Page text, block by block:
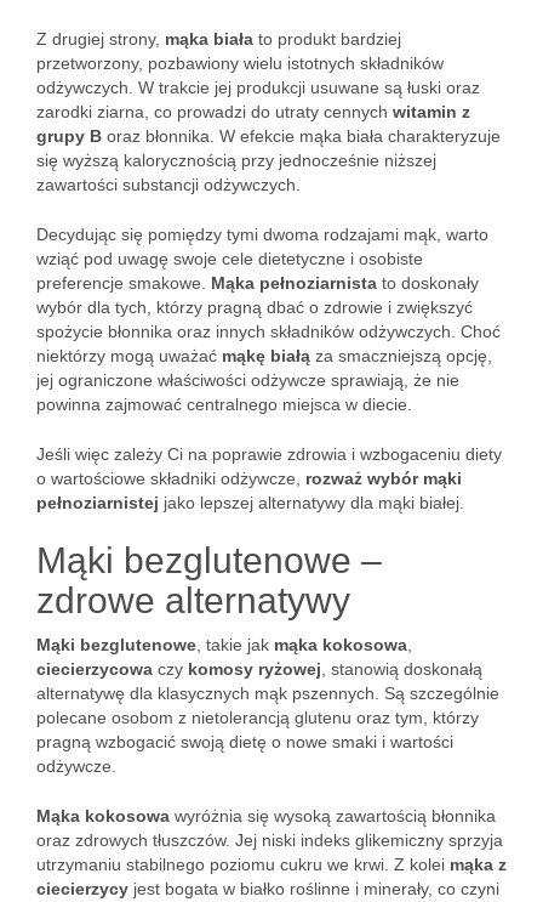
Z drugiej strony, mąka biała to produkt bardziej
przetworzony, pozbawiony wielu istotnych składników
odżywczych. W trakcie jej produkcji usuwane są łuski oraz
zarodki ziarna, co prowadzi do utraty cennych witamin z
grupy B oraz błonnika. W efekcie mąka biała charakteryzuje
się wyższą kalorycznością przy jednocześnie niższej
zawartości substancji odżywczych.
Decydując się pomiędzy tymi dwoma rodzajami mąk, warto
wziąć pod uwagę swoje cele dietetyczne i osobiste
preferencje smakowe. Mąka pełnoziarnista to doskonały
wybór dla tych, którzy pragną dbać o zdrowie i zwiększyć
spożycie błonnika oraz innych składników odżywczych. Choć
niektórzy mogą uważać mąkę białą za smaczniejszą opcję,
jej ograniczone właściwości odżywcze sprawiają, że nie
powinna zajmować centralnego miejsca w diecie.
Jeśli więc zależy Ci na poprawie zdrowia i wzbogaceniu diety
o wartościowe składniki odżywcze, rozważ wybór mąki
pełnoziarnistej jako lepszej alternatywy dla mąki białej.
Mąki bezglutenowe –
zdrowe alternatywy
Mąki bezglutenowe , takie jak mąka kokosowa
ciecierzycowa czy komosy ryżowej , stanowią doskonałą
alternatywę dla klasycznych mąk pszennych. Są szczególnie
polecane osobom z nietolerancją glutenu oraz tym, którzy
pragną wzbogacić swoją dietę o nowe smaki i wartości
odżywcze.
Mąka kokosowa wyróżnia się wysoką zawartością błonnika
oraz zdrowych tłuszczów. Jej niski indeks glikemiczny sprzyja
utrzymaniu stabilnego poziomu cukru we krwi. Z kolei mąka z
ciecierzycy jest bogata w białko roślinne i minerały, co czyni